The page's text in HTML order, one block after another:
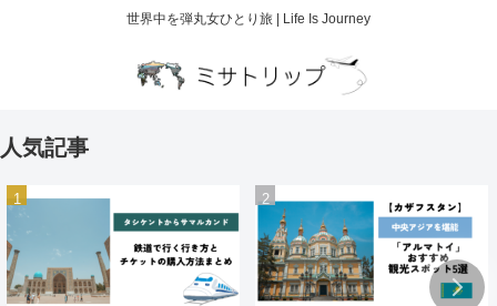
世界中を弾丸女ひとり旅 | Life Is Journey
人気記事